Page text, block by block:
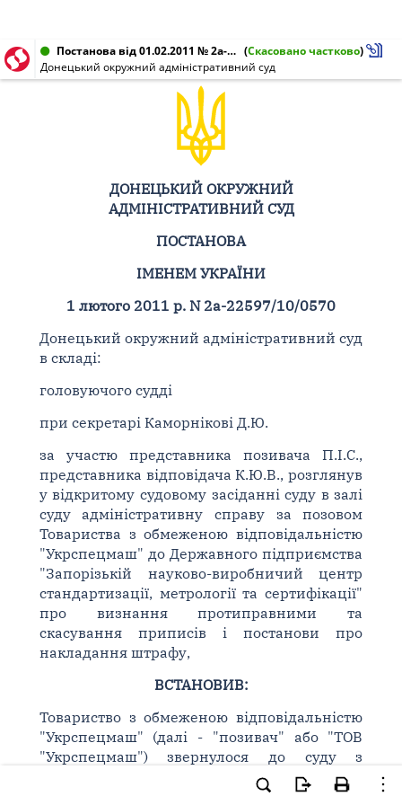
Постанова від 01.02.2011 № 2а-22597/10/0570 (Скасовано частково)
Донецький окружний адміністративний суд
ДОНЕЦЬКИЙ ОКРУЖНИЙ
АДМІНІСТРАТИВНИЙ СУД
ПОСТАНОВА
ІМЕНЕМ УКРАЇНИ
1 лютого 2011 р. N 2а-22597/10/0570
Донецький окружний адміністративний суд
в складі:
головуючого судді
при секретарі Каморнікові Д.Ю.
за участю представника позивача П.І.С.,
представника відповідача К.Ю.В., розглянув
у відкритому судовому засіданні суду в залі
суду адміністративну справу за позовом
Товариства з обмеженою відповідальністю
"Укрспецмаш" до Державного підприємства
"Запорізькій науково-виробничий центр
стандартизації, метрології та сертифікації"
про визнання протиправними та
скасування приписів і постанови про
накладання штрафу,
ВСТАНОВИВ:
Товариство з обмеженою відповідальністю
"Укрспецмаш" (далі - "позивач" або "ТОВ
"Укрспецмаш") звернулося до суду з
позовом до Державного підприємства
"Запорізькій науково-виробничий центр